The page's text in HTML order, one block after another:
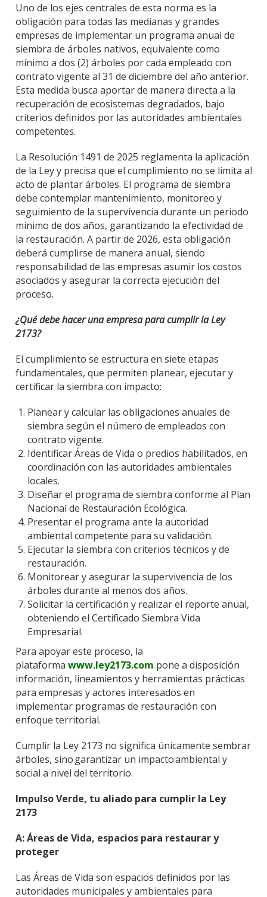
Uno de los ejes centrales de esta norma es la
obligación para todas las medianas y grandes
empresas de implementar un programa anual de
siembra de árboles nativos, equivalente como
mínimo a dos (2) árboles por cada empleado con
contrato vigente al 31 de diciembre del año anterior.
Esta medida busca aportar de manera directa a la
recuperación de ecosistemas degradados, bajo
criterios definidos por las autoridades ambientales
competentes.
La Resolución 1491 de 2025 reglamenta la aplicación
de la Ley y precisa que el cumplimiento no se limita al
acto de plantar árboles. El programa de siembra
debe contemplar mantenimiento, monitoreo y
seguimiento de la supervivencia durante un periodo
mínimo de dos años, garantizando la efectividad de
la restauración. A partir de 2026, esta obligación
deberá cumplirse de manera anual, siendo
responsabilidad de las empresas asumir los costos
asociados y asegurar la correcta ejecución del
proceso.
¿Qué debe hacer una empresa para cumplir la Ley
2173?
El cumplimiento se estructura en siete etapas
fundamentales, que permiten planear, ejecutar y
certificar la siembra con impacto:
Planear y calcular las obligaciones anuales de
siembra según el número de empleados con
contrato vigente.
Identificar Áreas de Vida o predios habilitados, en
coordinación con las autoridades ambientales
locales.
Diseñar el programa de siembra conforme al Plan
Nacional de Restauración Ecológica.
Presentar el programa ante la autoridad
ambiental competente para su validación.
Ejecutar la siembra con criterios técnicos y de
restauración.
Monitorear y asegurar la supervivencia de los
árboles durante al menos dos años.
Solicitar la certificación y realizar el reporte anual,
obteniendo el Certificado Siembra Vida
Empresarial.
Para apoyar este proceso, la
plataforma www.ley2173.com pone a disposición
información, lineamientos y herramientas prácticas
para empresas y actores interesados en
implementar programas de restauración con
enfoque territorial.
Cumplir la Ley 2173 no significa únicamente sembrar
árboles, sino garantizar un impacto ambiental y
social a nivel del territorio.
Impulso Verde, tu aliado para cumplir la Ley
2173
A: Áreas de Vida, espacios para restaurar y
proteger
Las Áreas de Vida son espacios definidos por las
autoridades municipales y ambientales para